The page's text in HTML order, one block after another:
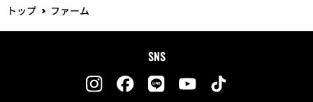
トップ ファーム
SNS